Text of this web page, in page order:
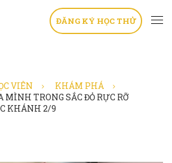
ĐĂNG KÝ HỌC THỬ
VIÊN
KHÁM PHÁ
MÌNH TRONG SẮC ĐỎ RỰC RỠ
KHÁNH 2/9